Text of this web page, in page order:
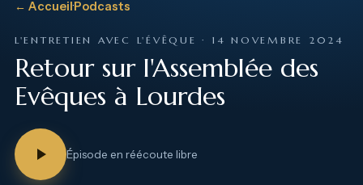
← Accueil·Podcasts
L'ENTRETIEN AVEC L'ÉVÊQUE · 14 NOVEMBRE 2024
Retour sur l'Assemblée des
Evêques à Lourdes
Épisode en réécoute libre